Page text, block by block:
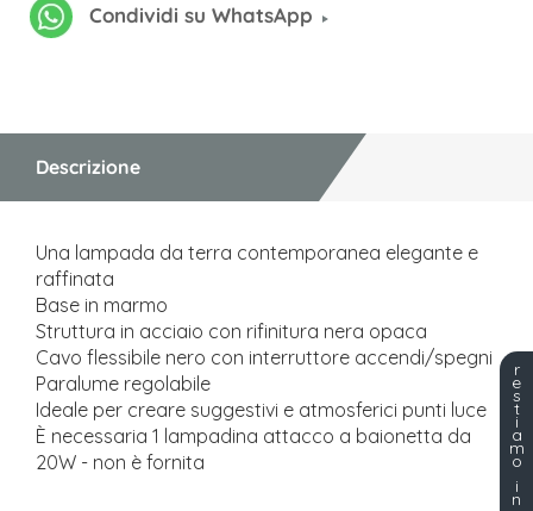
Condividi su WhatsApp
Descrizione
Una lampada da terra contemporanea elegante e
raffinata
Base in marmo
Struttura in acciaio con rifinitura nera opaca
Cavo flessibile nero con interruttore accendi/spegni
Paralume regolabile
Ideale per creare suggestivi e atmosferici punti luce
È necessaria 1 lampadina attacco a baionetta da
20W - non è fornita
r
e
s
t
i
a
m
o
i
n